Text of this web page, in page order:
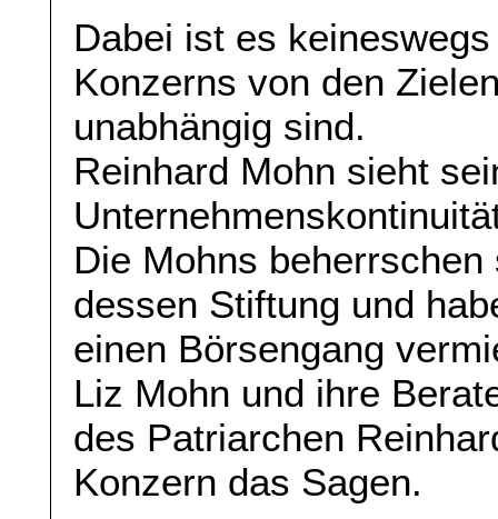
Dabei ist es
Konzerns von den
unabhängig sind.
Reinhard Mohn sieht
Die Mohns
dessen Stiftung und
einen Börsengang
Liz Mohn und ihre
des Patriarchen
Konzern das Sagen.